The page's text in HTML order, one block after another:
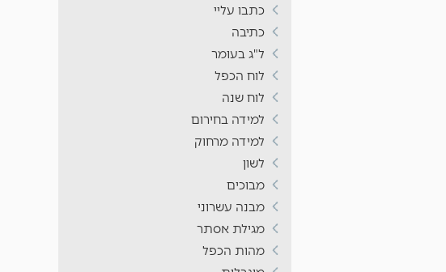
כתבו עליי
כתיבה
ל"ג בעומר
לוח הכפל
לוח שנה
למידה בחירום
למידה מרחוק
לשון
מבוכים
מבנה עשרוני
מגילת אסתר
מהות הכפל